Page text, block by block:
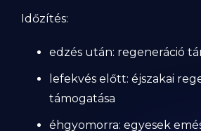
Időzítés:
edzés után: regeneráció
lefekvés előtt: éjszakai
támogatása
éhgyomorra: egyesek